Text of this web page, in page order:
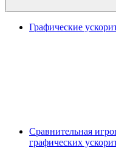
Графические
Сравнительная
графических